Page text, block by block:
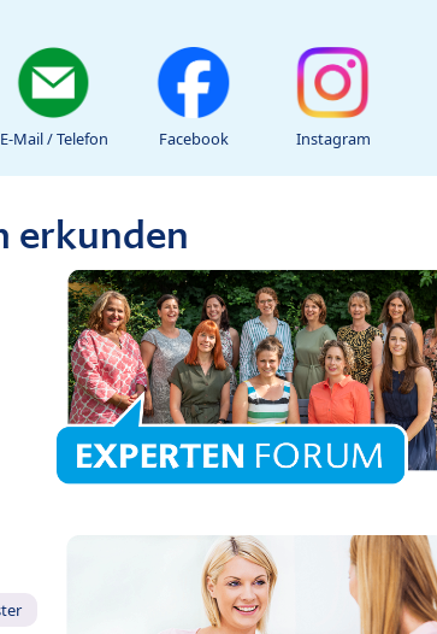
E-Mail / Telefon Facebook Instagram
erkunden